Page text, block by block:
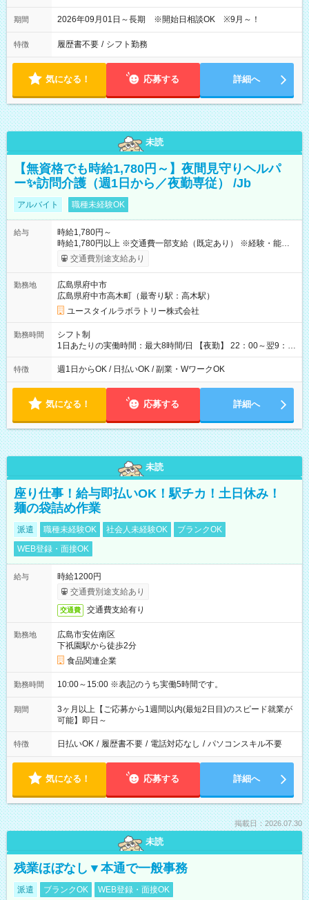
期間 2026年09月01日～長期 ※開始日相談OK ※9月～！
特徴 履歴書不要 / シフト勤務
気になる！ 応募する 詳細へ
未読
【無資格でも時給1,780円～】夜間見守りヘルパ
ー✨訪問介護（週1日から／夜勤専従） /Jb
アルバイト 職種未経験OK
給与
時給1,780円～
時給1,780円以上 ※交通費一部支給（既定あり） ※経験・能力を
考慮して決定します 【収入例】 週1回勤務の場合：1,780円×8時
間×4回=5万6,960円 週3回勤務の場合：1,780円×8時間×12回
月 ※ 雇用形態と給与に、本採用時と異なる部分があります。 雇
用形態：本採用時と同じです。 給与：時給 1,520円以上
交通費別途支給あり
勤務地
広島県府中市
広島県府中市高木町（最寄り駅：高木駅）
ユースタイルラボラトリー株式会社
勤務時間
シフト制
1日あたりの実働時間：最大8時間/日 【夜勤】 22：00～翌9：
00 ※週1日～OK ／ 夜勤専従 ＊＊ 勤務時間例 ＊＊ ■22時か
ら翌7時 ■23時から翌8時 ■24時から翌9時 など ※上記の時間
ます。 ※曜日固定（毎週同じ曜日での勤務となります）
特徴 週1日からOK / 日払いOK / 副業・WワークOK
気になる！ 応募する 詳細へ
未読
座り仕事！給与即払いOK！駅チカ！土日休み！
麺の袋詰め作業
派遣 職種未経験OK 社会人未経験OK
ブランクOK
WEB登録・面接OK
給与
時給1200円
交通費別途支給あり
交通費 交通費支給有り
勤務地
広島市安佐南区
下祇園駅から徒歩2分
食品関連企業
勤務時間 10:00～15:00 ※表記のうち実働5時間です。
期間
3ヶ月以上【ご応募から1週間以内(最短2日目)のスピード就業が
可能】即日～
特徴 日払いOK / 履歴書不要 / 電話対応なし / パソコンスキル不要
気になる！ 応募する 詳細へ
掲載日：2026.07.30
未読
残業ほぼなし▼本通で一般事務
派遣 ブランクOK WEB登録・面接OK